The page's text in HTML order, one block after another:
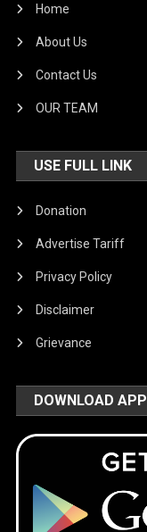
Home
About Us
Contact Us
OUR TEAM
USE FULL LINK
Donation
Advertise Tariff
Privacy Policy
Disclaimer
Grievance
DOWNLOAD APP